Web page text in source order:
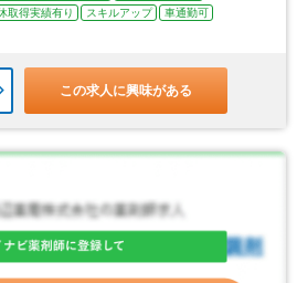
取得実績有り スキルアップ
車通勤可
この求人に興味がある